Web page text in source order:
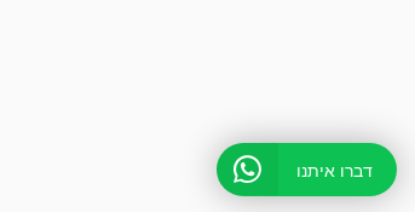
דברו איתנו